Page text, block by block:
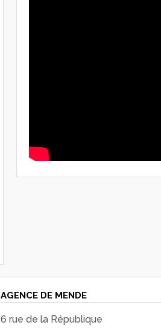
AGENCE DE MENDE
6 rue de la République